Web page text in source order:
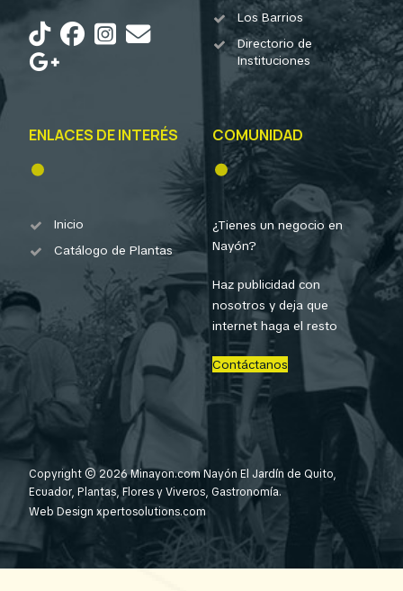
Los Barrios
Directorio de
Instituciones
ENLACES DE INTERÉS
Inicio
Catálogo de Plantas
COMUNIDAD
¿Tienes un negocio en
Nayón?
Haz publicidad con
nosotros y deja que
internet haga el resto
Contáctanos
Copyright © 2026 Minayon.com Nayón El Jardín de Quito,
Ecuador, Plantas, Flores y Viveros, Gastronomía.
Web Design xpertosolutions.com